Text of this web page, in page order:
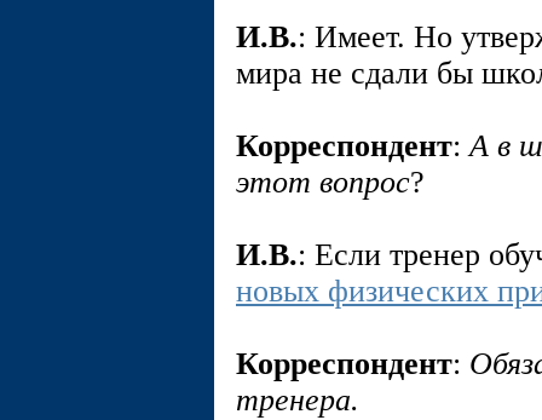
И.В.: Имеет. Но
мира не сдали бы
Корреспондент:А в
этот вопрос?
И.В.: Если тренер
новых физических
Корреспондент:
тренера.